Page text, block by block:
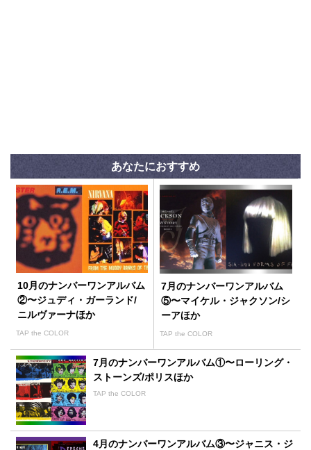
あなたにおすすめ
10月のナンバーワンアルバム
②〜ジュディ・ガーランド/
ニルヴァーナほか
TAP the COLOR
7月のナンバーワンアルバム
⑤〜マイケル・ジャクソン/シ
ーアほか
TAP the COLOR
7月のナンバーワンアルバム①〜ローリング・
ストーンズ/ポリスほか
TAP the COLOR
4月のナンバーワンアルバム③〜ジャニス・ジ